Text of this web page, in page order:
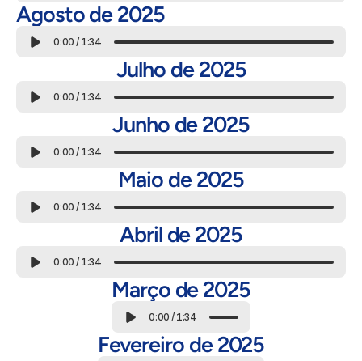
Agosto de 2025
0:00 / 1:34
Julho de 2025
0:00 / 1:34
Junho de 2025
0:00 / 1:34
Maio de 2025
0:00 / 1:34
Abril de 2025
0:00 / 1:34
Março de 2025
0:00 / 1:34
Fevereiro de 2025